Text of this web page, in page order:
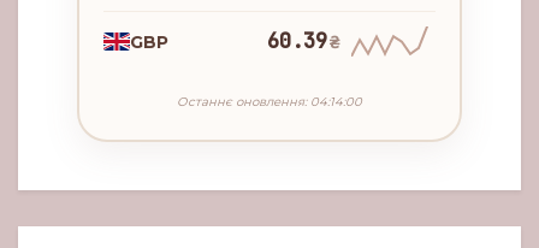
GBP 60.39₴
Останнє оновлення: 04:14:00